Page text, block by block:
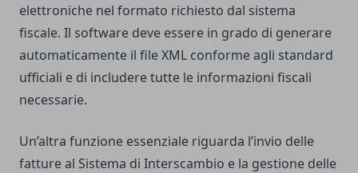
elettroniche nel formato richiesto dal sistema
fiscale. Il software deve essere in grado di generare
automaticamente il file XML conforme agli standard
ufficiali e di includere tutte le informazioni fiscali
necessarie.
Un’altra funzione essenziale riguarda l’invio delle
fatture al Sistema di Interscambio e la gestione delle